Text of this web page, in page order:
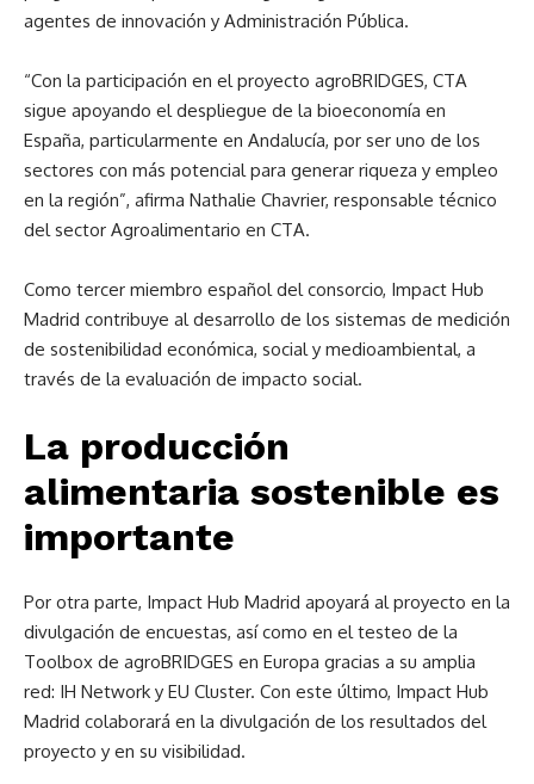
agentes de innovación y Administración Pública.
“Con la participación en el proyecto agroBRIDGES, CTA
sigue apoyando el despliegue de la bioeconomía en
España, particularmente en Andalucía, por ser uno de los
sectores con más potencial para generar riqueza y empleo
en la región”, afirma Nathalie Chavrier, responsable técnico
del sector Agroalimentario en CTA.
Como tercer miembro español del consorcio, Impact Hub
Madrid contribuye al desarrollo de los sistemas de medición
de sostenibilidad económica, social y medioambiental, a
través de la evaluación de impacto social.
La producción
alimentaria sostenible es
importante
Por otra parte, Impact Hub Madrid apoyará al proyecto en la
divulgación de encuestas, así como en el testeo de la
Toolbox de agroBRIDGES en Europa gracias a su amplia
red: IH Network y EU Cluster. Con este último, Impact Hub
Madrid colaborará en la divulgación de los resultados del
proyecto y en su visibilidad.